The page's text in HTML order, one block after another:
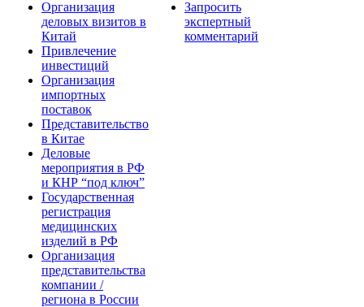
Организация
деловых визитов в
Китай
Привлечение
инвестиций
Организация
импортных
поставок
Представительство
в Китае
Деловые
мероприятия в РФ
и КНР “под ключ”
Государственная
регистрация
медицинских
изделий в РФ
Организация
представительства
компании /
региона в России
Запросить
экспертный
комментарий